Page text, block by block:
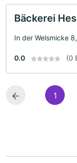
Bäckerei
In der Welsmicke
0.0 (0
1